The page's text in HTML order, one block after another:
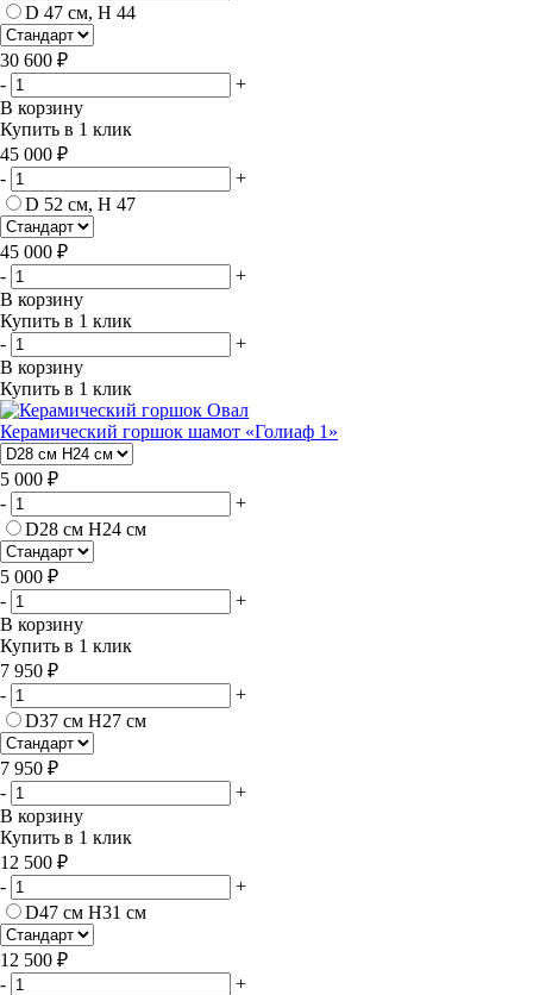
D 47 см, H 44
30 600 ₽
-
+
В корзину
Купить в 1 клик
45 000 ₽
-
+
D 52 см, H 47
45 000 ₽
-
+
В корзину
Купить в 1 клик
-
+
В корзину
Купить в 1 клик
Керамический горшок шамот «Голиаф 1»
5 000 ₽
-
+
D28 см H24 см
5 000 ₽
-
+
В корзину
Купить в 1 клик
7 950 ₽
-
+
D37 см H27 см
7 950 ₽
-
+
В корзину
Купить в 1 клик
12 500 ₽
-
+
D47 см H31 см
12 500 ₽
-
+